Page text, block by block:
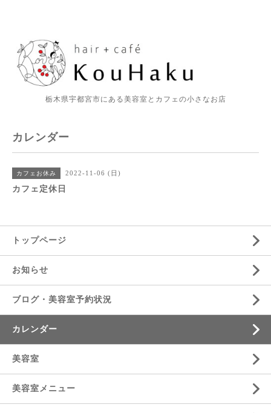
栃木県宇都宮市にある美容室とカフェの小さなお店
カレンダー
カフェお休み 2022-11-06 (日)
カフェ定休日
トップページ
お知らせ
ブログ・美容室予約状況
カレンダー
美容室
美容室メニュー